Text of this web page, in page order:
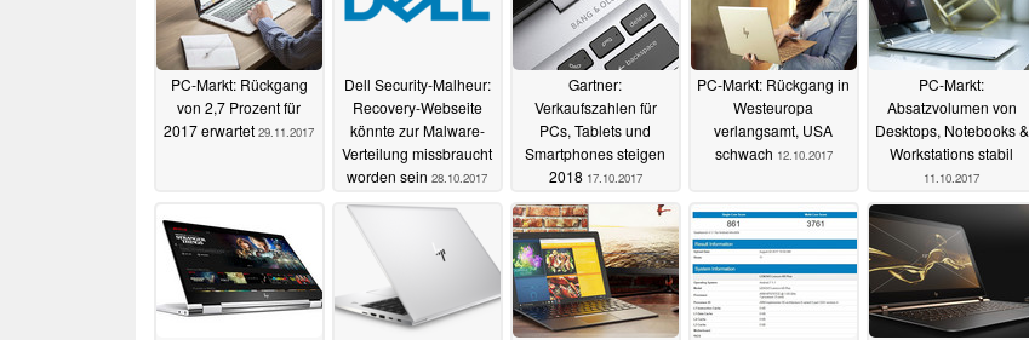
PC-Markt: Rückgang
von 2,7 Prozent für
2017 erwartet 29.11.2017
Dell Security-Malheur:
Recovery-Webseite
könnte zur Malware-
Verteilung missbraucht
worden sein 28.10.2017
Gartner:
Verkaufszahlen für
PCs, Tablets und
Smartphones steigen
2018 17.10.2017
PC-Markt: Rückgang in
Westeuropa
verlangsamt, USA
schwach 12.10.2017
PC-Markt:
Absatzvolumen von
Desktops, Notebooks &
Workstations stabil
11.10.2017